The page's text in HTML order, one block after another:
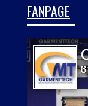
FANPAGE